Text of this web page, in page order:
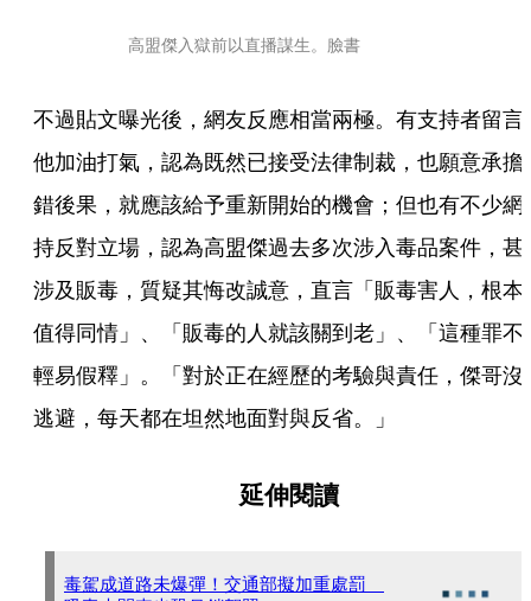
高盟傑入獄前以直播謀生。臉書
不過貼文曝光後，網友反應相當兩極。有支持者留言
他加油打氣，認為既然已接受法律制裁，也願意承擔
錯後果，就應該給予重新開始的機會；但也有不少網
持反對立場，認為高盟傑過去多次涉入毒品案件，甚
涉及販毒，質疑其悔改誠意，直言「販毒害人，根本
值得同情」、「販毒的人就該關到老」、「這種罪不
輕易假釋」。「對於正在經歷的考驗與責任，傑哥沒
逃避，每天都在坦然地面對與反省。」
延伸閱讀
毒駕成道路未爆彈！交通部擬加重處罰